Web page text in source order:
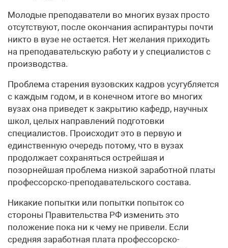
Молодые преподаватели во многих вузах просто
отсутствуют, после окончания аспирантуры почти
никто в вузе не остается. Нет желания приходить
на преподавательскую работу и у специалистов с
производства.
Проблема старения вузовских кадров усугубляется
с каждым годом, и в конечном итоге во многих
вузах она приведет к закрытию кафедр, научных
школ, целых направлений подготовки
специалистов. Происходит это в первую и
единственную очередь потому, что в вузах
продолжает сохраняться острейшая и
позорнейшая проблема низкой заработной платы
профессорско-преподавательского состава.
Никакие попытки или попытки попыток со
стороны Правительства РФ изменить это
положение пока ни к чему не привели. Если
средняя заработная плата профессорско-